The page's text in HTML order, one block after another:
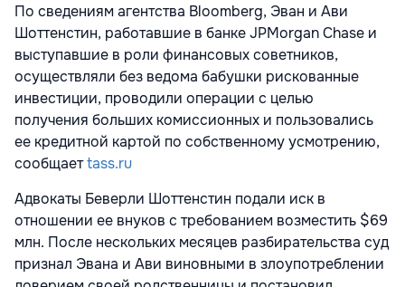
По сведениям агентства Bloomberg, Эван и Ави
Шоттенстин, работавшие в банке JPMorgan Chase и
выступавшие в роли финансовых советников,
осуществляли без ведома бабушки рискованные
инвестиции, проводили операции с целью
получения больших комиссионных и пользовались
ее кредитной картой по собственному усмотрению,
сообщаетtass.ru
Адвокаты Беверли Шоттенстин подали иск в
отношении ее внуков с требованием возместить $69
млн. После нескольких месяцев разбирательства суд
признал Эвана и Ави виновными в злоупотреблении